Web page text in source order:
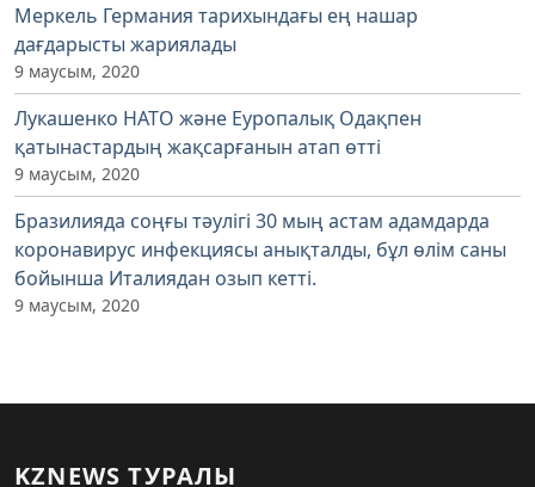
Меркель Германия тарихындағы ең нашар
дағдарысты жариялады
9 маусым, 2020
Лукашенко НАТО және Еуропалық Одақпен
қатынастардың жақсарғанын атап өтті
9 маусым, 2020
Бразилияда соңғы тәулігі 30 мың астам адамдарда
коронавирус инфекциясы анықталды, бұл өлім саны
бойынша Италиядан озып кетті.
9 маусым, 2020
KZNEWS ТУРАЛЫ